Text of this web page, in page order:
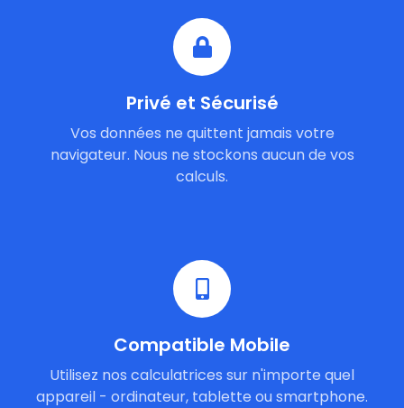
Privé et Sécurisé
Vos données ne quittent jamais votre
navigateur. Nous ne stockons aucun de vos
calculs.
Compatible Mobile
Utilisez nos calculatrices sur n'importe quel
appareil - ordinateur, tablette ou smartphone.